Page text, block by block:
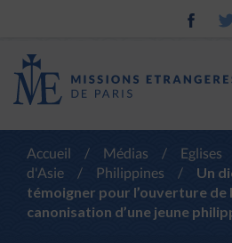
Accueil / Médias /
Eglises
d'Asie
/ Philippines /
Un
témoigner pour l’ouverture de
canonisation d’une jeune